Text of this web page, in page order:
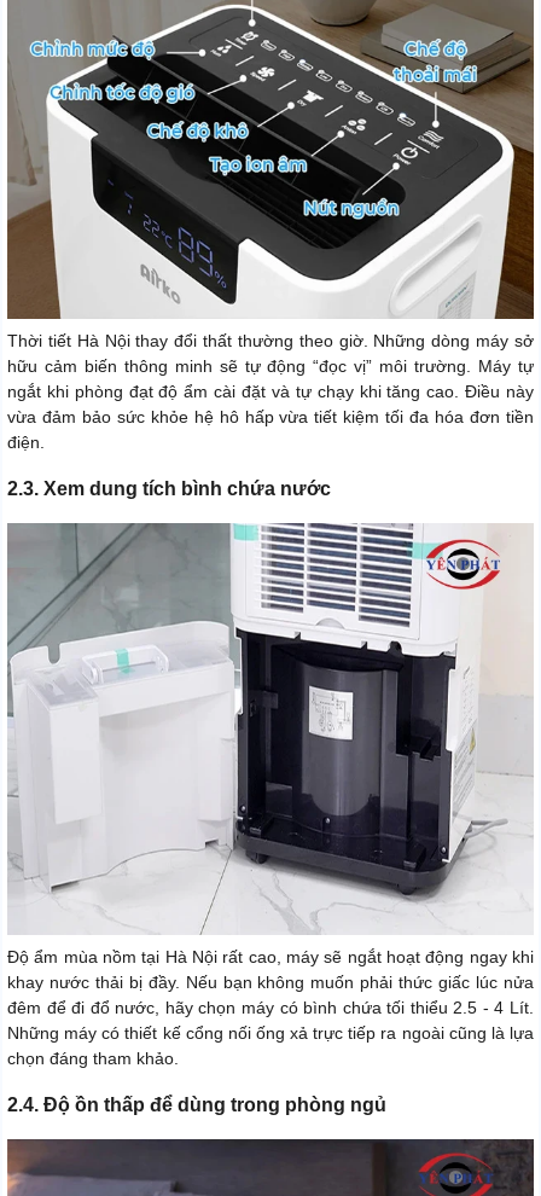
Thời tiết Hà Nội thay đổi thất thường theo giờ. Những dòng máy sở
hữu cảm biến thông minh sẽ tự động “đọc vị” môi trường. Máy tự
ngắt khi phòng đạt độ ẩm cài đặt và tự chạy khi tăng cao. Điều này
vừa đảm bảo sức khỏe hệ hô hấp vừa tiết kiệm tối đa hóa đơn tiền
điện.
2.3. Xem dung tích bình chứa nước
Độ ẩm mùa nồm tại Hà Nội rất cao, máy sẽ ngắt hoạt động ngay khi
khay nước thải bị đầy. Nếu bạn không muốn phải thức giấc lúc nửa
đêm để đi đổ nước, hãy chọn máy có bình chứa tối thiểu 2.5 - 4 Lít.
Những máy có thiết kế cổng nối ống xả trực tiếp ra ngoài cũng là lựa
chọn đáng tham khảo.
2.4. Độ ồn thấp để dùng trong phòng ngủ